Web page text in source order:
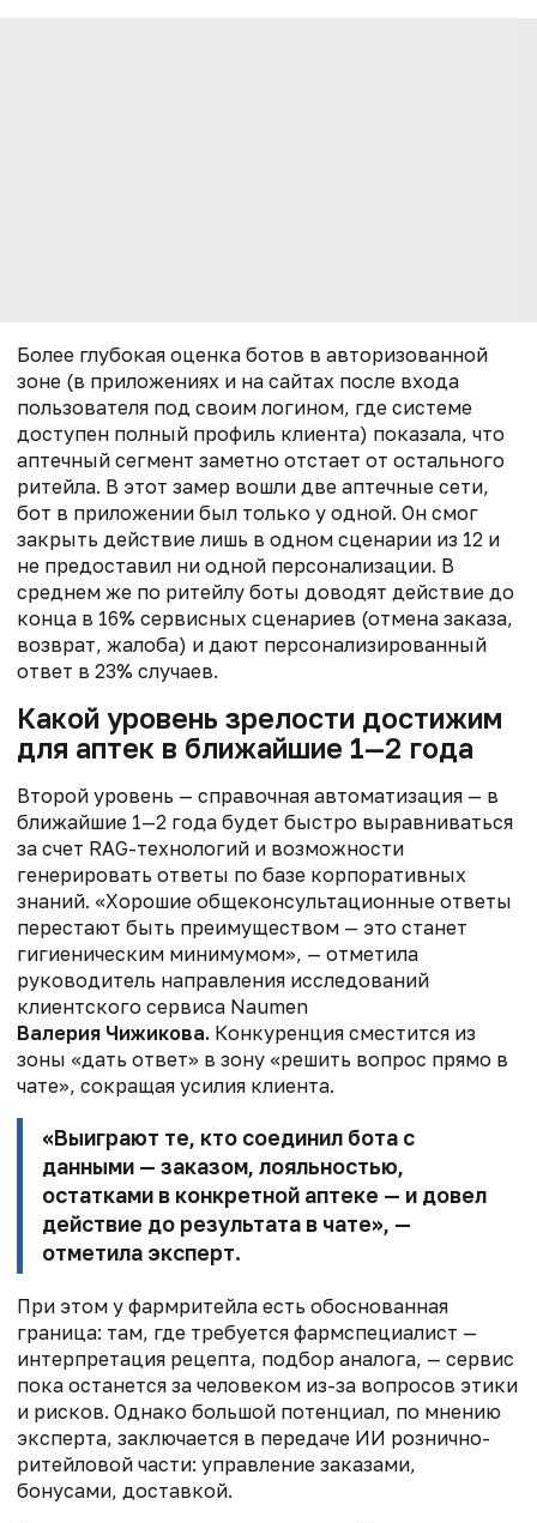
Более глубокая оценка ботов в авторизованной
зоне (в приложениях и на сайтах после входа
пользователя под своим логином, где системе
доступен полный профиль клиента) показала, что
аптечный сегмент заметно отстает от остального
ритейла. В этот замер вошли две аптечные сети,
бот в приложении был только у одной. Он смог
закрыть действие лишь в одном сценарии из 12 и
не предоставил ни одной персонализации. В
среднем же по ритейлу боты доводят действие до
конца в 16% сервисных сценариев (отмена заказа,
возврат, жалоба) и дают персонализированный
ответ в 23% случаев.
Какой уровень зрелости достижим
для аптек в ближайшие 1—2 года
Второй уровень — справочная автоматизация — в
ближайшие 1—2 года будет быстро выравниваться
за счет RAG-технологий и возможности
генерировать ответы по базе корпоративных
знаний. «Хорошие общеконсультационные ответы
перестают быть преимуществом — это станет
гигиеническим минимумом», — отметила
руководитель направления исследований
клиентского сервиса Naumen
Валерия Чижикова. Конкуренция сместится из
зоны «дать ответ» в зону «решить вопрос прямо в
чате», сокращая усилия клиента.
«Выиграют те, кто соединил бота с
данными — заказом, лояльностью,
остатками в конкретной аптеке — и довел
действие до результата в чате», —
отметила эксперт.
При этом у фармритейла есть обоснованная
граница: там, где требуется фармспециалист —
интерпретация рецепта, подбор аналога, — сервис
пока останется за человеком из-за вопросов этики
и рисков. Однако большой потенциал, по мнению
эксперта, заключается в передаче ИИ рознично-
ритейловой части: управление заказами,
бонусами, доставкой.